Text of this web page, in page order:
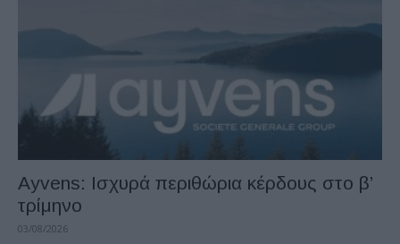
Ayvens: Iσχυρά περιθώρια κέρδους στο β’
τρίμηνο
03/08/2026